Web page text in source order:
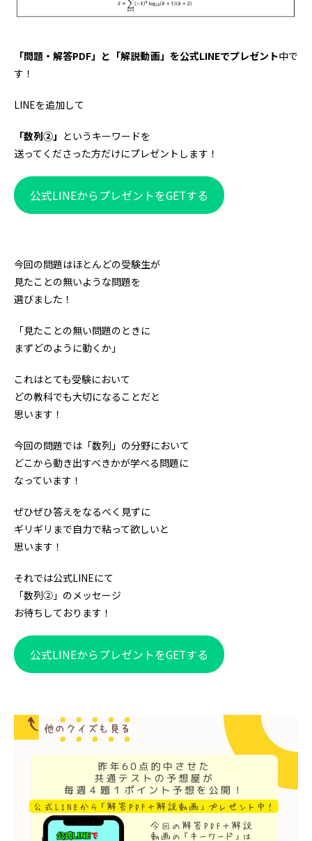
「問題・解答PDF」と「解説動画」を公式LINEでプレゼント中で
す！
LINEを追加して
「数列②」 というキーワードを
送ってくださった方だけにプレゼントします！
公式LINEからプレゼントをGETする
今回の問題はほとんどの受験生が
見たことの無いような問題を
選びました！
「見たことの無い問題のときに
まずどのように動くか」
これはとても受験において
どの教科でも大切になることだと
思います！
今回の問題では「数列」の分野において
どこから動き出すべきかが学べる問題に
なっています！
ぜひぜひ答えをなるべく見ずに
ギリギリまで自力で粘って欲しいと
思います！
それでは公式LINEにて
「数列②」のメッセージ
お待ちしております！
公式LINEからプレゼントをGETする